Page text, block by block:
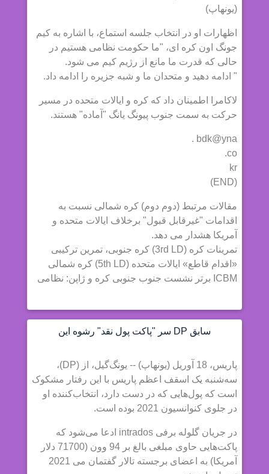
(یونهاپ)
اظهارات او در انتخاب جلسه استماع، با اشاره به کیم
جونگ اون کره ای، "ما حکومت نظامی هستیم در
حالی که قدرت ما مانع از رژیم کیم می شود.
" ادامه دهید و متحدان ما و شبه جزیره را ادامه داد.
لاکامرا اطمینان داد که کره و ایالات متحده در مسیر
حرکت به سمت جنوب پیونگ یانگ "آماده" هستند.
bdk@yna .
co.
kr
(END)
مقالات مرتبط (دوم دوم) کره شمالی نسبت به
اقدامات "غیرقابل قبول" برخلاف ایالات متحده و
آمریکا هشدار می دهد.
تمرینات کره (3rd LD) کره جنوبی، تمرین ترکیبی
«اقدام قاطع» ایالات متحده (5th LD) کره شمالی
ICBM برتر نشست جنوب جنوبی کره و ژاپن: نظامی
سابق DP سر "پاکت پول نقد" رشوه این
پاریس، 18 آوریل (یونهاپ) -- یونگ‌گیل، از (DP)،
سه‌شنبه یک اسقف اعظم پاریس با این رفتار مشکوک
است که پول‌هایی که در دست دارد، انتخاب‌کننده او
در جلوی کنوانسیون 2021 بوده است.
در جریان گلوله برفی intrados ادعا می‌شود که
پاکت‌هایی حاوی مبلغی بالغ بر 94 وون (71700 دلار
آمریکا) به اعضای برجسته تالار گفتمان می 2021